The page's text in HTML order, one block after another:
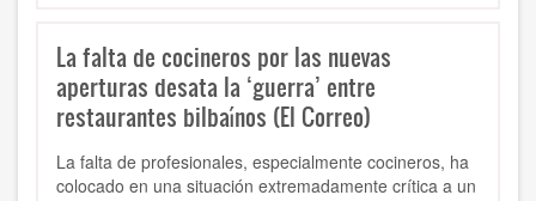
La falta de cocineros por las nuevas
aperturas desata la ‘guerra’ entre
restaurantes bilbaínos (El Correo)
La falta de profesionales, especialmente cocineros, ha
colocado en una situación extremadamente crítica a un